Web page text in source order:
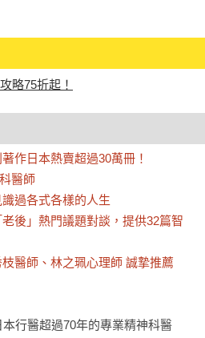
略75折起！
作日本熱賣超過30萬冊！
醫師
過各式各樣的人生
後」熱門議題對談，提供32篇智
醫師、林之珮心理師 誠摯推薦
行醫超過70年的專業精神科醫